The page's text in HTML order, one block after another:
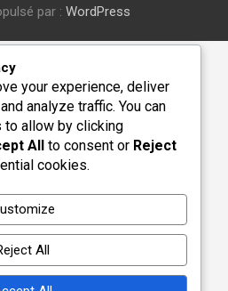
par : WordPress
your experience, deliver
analyze traffic. You can
to allow by clicking
All to consent or Reject
cookies.
All